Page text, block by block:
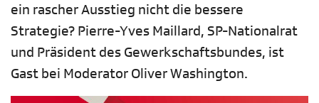
ein rascher Ausstieg nicht die bessere
Strategie? Pierre-Yves Maillard, SP-Nationalrat
und Präsident des Gewerkschaftsbundes, ist
Gast bei Moderator Oliver Washington.